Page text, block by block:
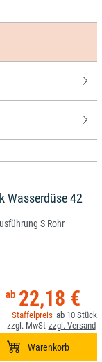
Wasserdüse 42
S Rohr
22,18 €
10